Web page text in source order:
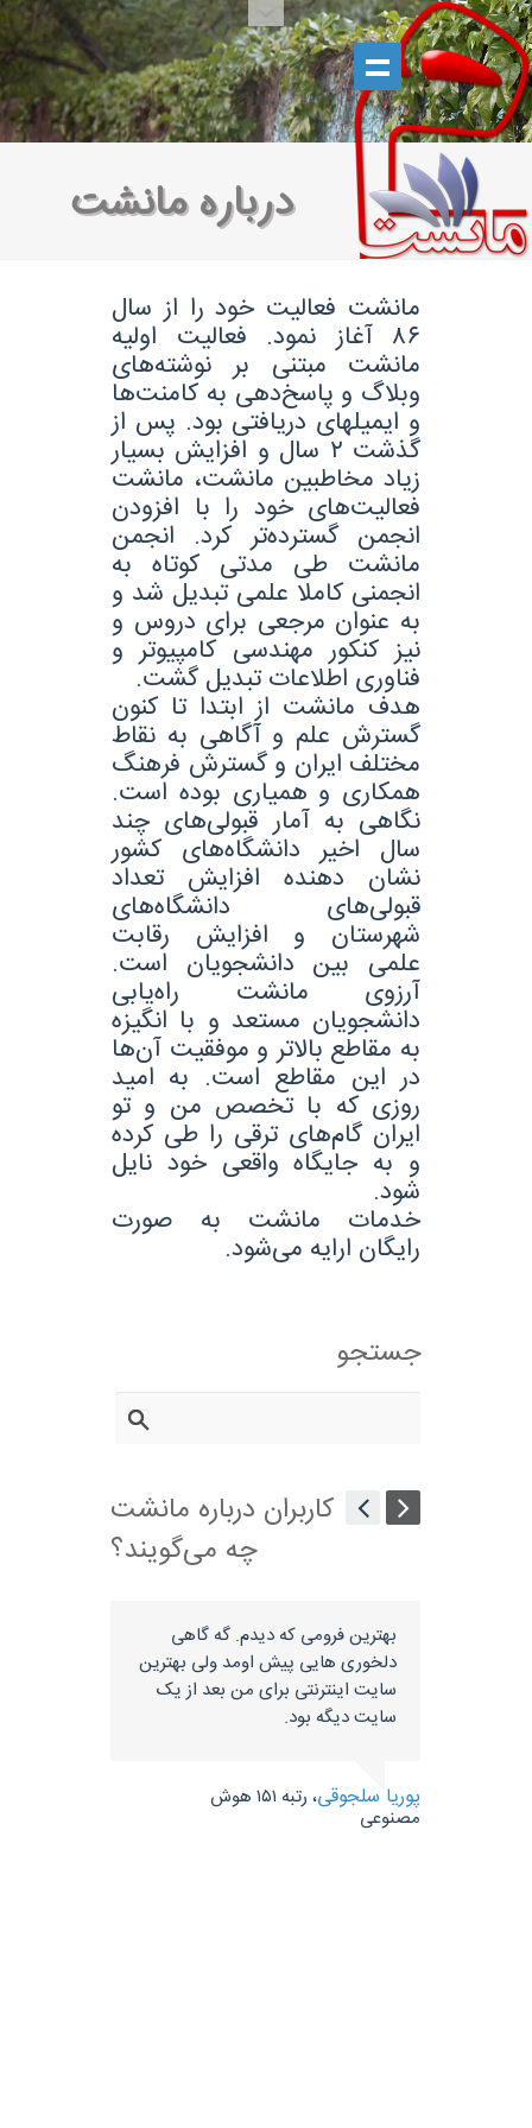
درباره مانشت
مانشت فعالیت خود را از سال
۸۶ آغاز نمود. فعالیت اولیه
مانشت مبتنی بر نوشته‌های
وبلاگ و پاسخ‌دهی به کامنت‌ها
و ایمیلهای دریافتی بود. پس از
گذشت ۲ سال و افزایش بسیار
زیاد مخاطبین مانشت، مانشت
فعالیت‌های خود را با افزودن
انجمن گسترده‌تر کرد. انجمن
مانشت طی مدتی کوتاه به
انجمنی کاملا علمی تبدیل شد و
به عنوان مرجعی برای دروس و
نیز کنکور مهندسی کامپیوتر و
فناوری اطلاعات تبدیل گشت.
هدف مانشت از ابتدا تا کنون
گسترش علم و آگاهی به نقاط
مختلف ایران و گسترش فرهنگ
همکاری و همیاری بوده است.
نگاهی به آمار قبولی‌های چند
سال اخیر دانشگاه‌های کشور
نشان دهنده افزایش تعداد
قبولی‌های دانشگاه‌های
شهرستان و افزایش رقابت
علمی بین دانشجویان است.
آرزوی مانشت راه‌یابی
دانشجویان مستعد و با انگیزه
به مقاطع بالاتر و موفقیت آن‌ها
در این مقاطع است. به امید
روزی که با تخصص من و تو
ایران گام‌های ترقی را طی کرده
و به جایگاه واقعی خود نایل
شود.
خدمات مانشت به صورت
رایگان ارایه می‌شود.
جستجو
کاربران درباره مانشت
چه می‌گویند؟
بهترین فرومی که دیدم. گه گاهی
دلخوری هایی پیش اومد ولی بهترین
سایت اینترنتی برای من بعد از یک
سایت دیگه بود.
پوریا سلجوقی ، رتبه ۱۵۱ هوش
مصنوعی